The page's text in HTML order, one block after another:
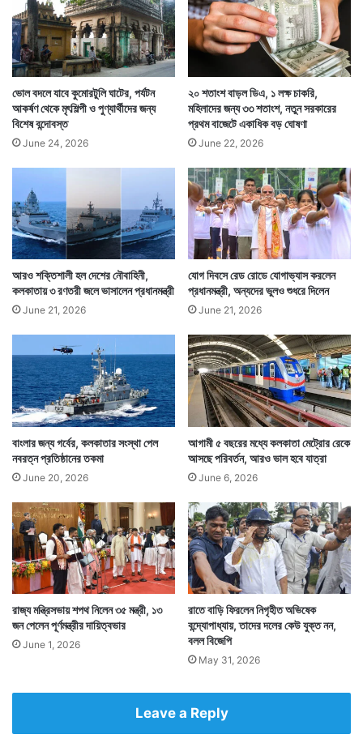
ভোল বদলে যাবে কুমোরটুলি ঘাটের, পর্যটন
আকর্ষণ থেকে মৃৎশিল্পী ও পুণ্যার্থীদের জন্য
বিশেষ বন্দোবস্ত
June 24, 2026
২০ শতাংশ বাড়ল ডিএ, ১ লক্ষ চাকরি,
মহিলাদের জন্য ৩৩ শতাংশ, নতুন সরকারের
প্রথম বাজেটে একাধিক বড় ঘোষণা
June 22, 2026
আরও শক্তিশালী হল দেশের নৌবাহিনী,
কলকাতায় ৩ রণতরী জলে ভাসালেন প্রধানমন্ত্রী
June 21, 2026
যোগ দিবসে রেড রোডে যোগাভ্যাস করলেন
প্রধানমন্ত্রী, অন্যদের ভুলও শুধরে দিলেন
June 21, 2026
বাংলার জন্য গর্বের, কলকাতার সংস্থা পেল
নবরত্ন প্রতিষ্ঠানের তকমা
June 20, 2026
আগামী ৫ বছরের মধ্যে কলকাতা মেট্রোর রেকে
আসছে পরিবর্তন, আরও ভাল হবে যাত্রা
June 6, 2026
রাজ্য মন্ত্রিসভায় শপথ নিলেন ৩৫ মন্ত্রী, ১৩
জন পেলেন পূর্ণমন্ত্রীর দায়িত্বভার
June 1, 2026
রাতে বাড়ি ফিরলেন নিগৃহীত অভিষেক
বন্দ্যোপাধ্যায়, তাদের দলের কেউ যুক্ত নন,
বলল বিজেপি
May 31, 2026
Leave a Reply